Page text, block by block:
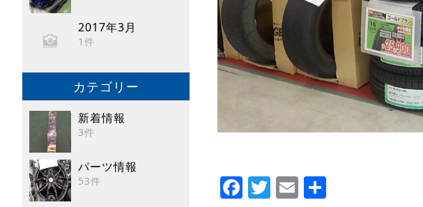
2017年3月
1件
カテゴリー
新着情報
3件
パーツ情報
53件 Facebook
Twitter
Email